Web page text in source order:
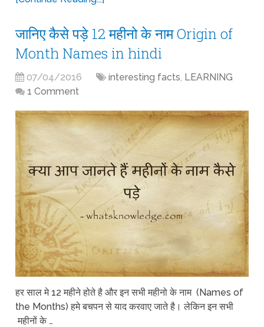
जानिए कैसे पड़े 12 महीनो के नाम Origin of
Month Names in hindi
07/04/2016 interesting facts, LEARNING
1 Comment
हर साल मे 12 महीने होते है और इन सभी महीनो के नाम (Names of
the Months) हमे बचपन से याद करवाए जाते है। लेकिन इन सभी
महीनों के …